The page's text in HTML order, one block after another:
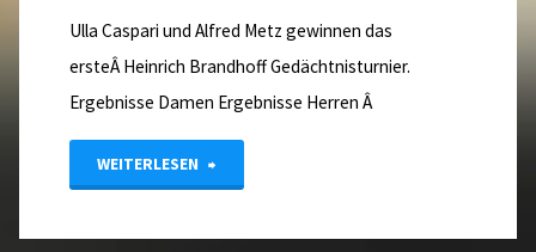
Ulla Caspari und Alfred Metz gewinnen das
ersteÂ Heinrich Brandhoff Gedächtnisturnier.
Ergebnisse Damen Ergebnisse Herren Â
WEITERLESEN "Heinrich